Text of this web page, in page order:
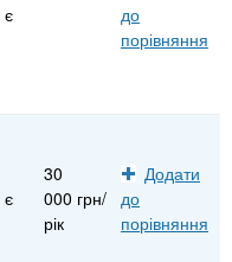
є
до
порівняння
є
30
000 грн/
рік
Додати
до
порівняння